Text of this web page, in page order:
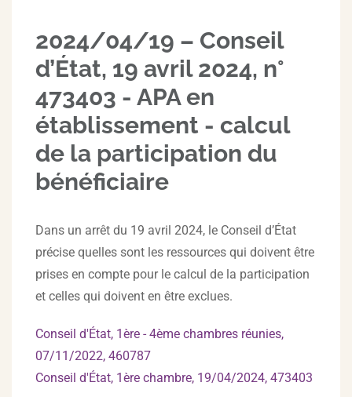
2024/04/19 – Conseil
d’État, 19 avril 2024, n°
473403 - APA en
établissement - calcul
de la participation du
bénéficiaire
Dans un arrêt du 19 avril 2024, le Conseil d’État
précise quelles sont les ressources qui doivent être
prises en compte pour le calcul de la participation
et celles qui doivent en être exclues.
Conseil d'État, 1ère - 4ème chambres réunies,
07/11/2022, 460787
Conseil d'État, 1ère chambre, 19/04/2024, 473403